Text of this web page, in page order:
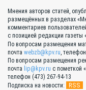
Мнения авторов статей,
размещённых в разделах
комментариев
с позицией редакции
По вопросам размещения
почта webzb@kpv.ru,
По вопросам размещения
почта lip@kpv.ru с пометкой
телефон (473) 267-94-13
Подписка на новости:
RSS